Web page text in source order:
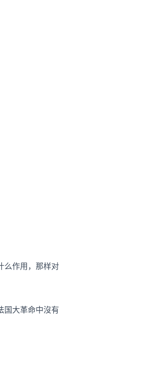
么作用，那样对
国大革命中沒有